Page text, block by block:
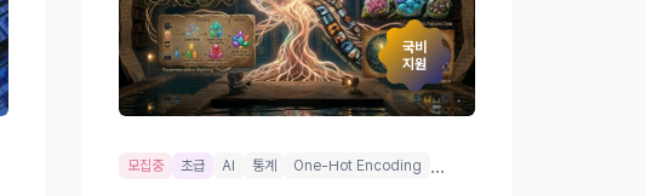
국비
지원
모집중 초급 AI 통계 One-Hot Encoding ...